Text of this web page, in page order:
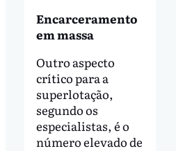
Encarceramento
em massa
Outro aspecto
crítico para a
superlotação,
segundo os
especialistas, é o
número elevado de